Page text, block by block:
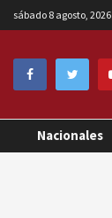
sábado 8 agosto, 2026
Nacionales